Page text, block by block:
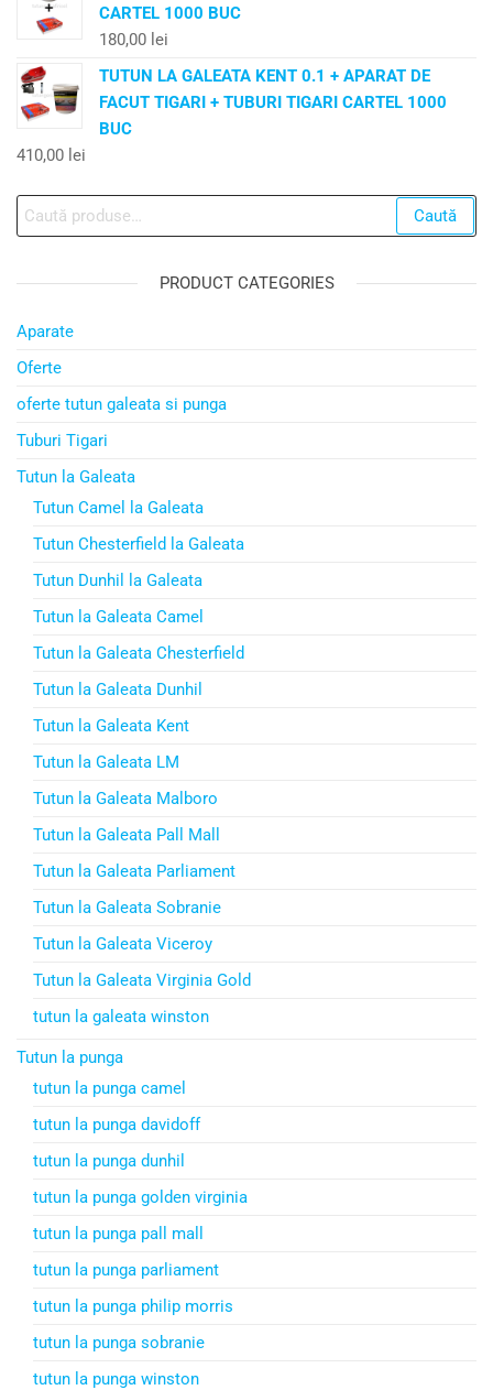
CARTEL 1000 BUC
180,00 lei
TUTUN LA GALEATA KENT 0.1 + APARAT DE
FACUT TIGARI + TUBURI TIGARI CARTEL 1000
BUC
410,00 lei
Caută
PRODUCT CATEGORIES
Aparate
Oferte
oferte tutun galeata si punga
Tuburi Tigari
Tutun la Galeata
Tutun Camel la Galeata
Tutun Chesterfield la Galeata
Tutun Dunhil la Galeata
Tutun la Galeata Camel
Tutun la Galeata Chesterfield
Tutun la Galeata Dunhil
Tutun la Galeata Kent
Tutun la Galeata LM
Tutun la Galeata Malboro
Tutun la Galeata Pall Mall
Tutun la Galeata Parliament
Tutun la Galeata Sobranie
Tutun la Galeata Viceroy
Tutun la Galeata Virginia Gold
tutun la galeata winston
Tutun la punga
tutun la punga camel
tutun la punga davidoff
tutun la punga dunhil
tutun la punga golden virginia
tutun la punga pall mall
tutun la punga parliament
tutun la punga philip morris
tutun la punga sobranie
tutun la punga winston